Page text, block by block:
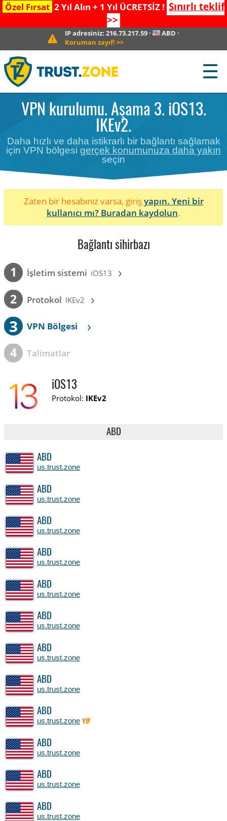
Özel Fırsat 2 Yıl Alın + 1 Yıl ÜCRETSİZ ! Sınırlı teklif
>>
IP adresiniz: 216.73.217.59· ABD ·
Koruman zayıf! >>
☰
VPN kurulumu. Aşama 3. iOS13.
IKEv2.
Daha hızlı ve daha istikrarlı bir bağlantı sağlamak
için VPN bölgesi gerçek konumunuza daha yakın
seçin
Zaten bir hesabınız varsa, girişyapın. Yeni bir
kullanıcı mı? Buradan kaydolun.
Bağlantı sihirbazı
1 İşletim sistemi iOS13 ›
2 Protokol IKEv2 ›
3 VPN Bölgesi ›
4 Talimatlar
iOS13
Protokol: IKEv2
ABD
ABD
us.trust.zone
ABD
us.trust.zone
ABD
us.trust.zone
ABD
us.trust.zone
ABD
us.trust.zone
ABD
us.trust.zone
ABD
us.trust.zone
ABD
us.trust.zone
ABD
us.trust.zone VIP
ABD
us.trust.zone
ABD
us.trust.zone
ABD
us.trust.zone